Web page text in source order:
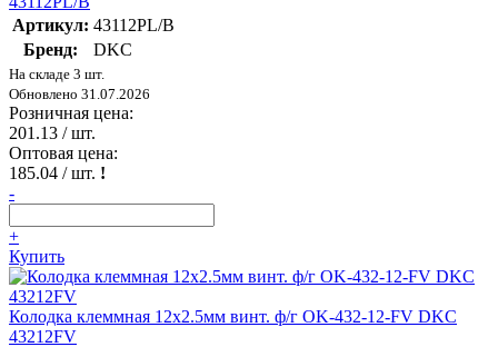
Артикул: 43112PL/B
Бренд:
DKC
На складе 3 шт.
Обновлено 31.07.2026
Розничная цена:
201.13 / шт.
Оптовая цена:
185.04 / шт. !
-
+
Купить
Колодка клеммная 12х2.5мм винт. ф/г OK-432-12-FV DKC
43212FV